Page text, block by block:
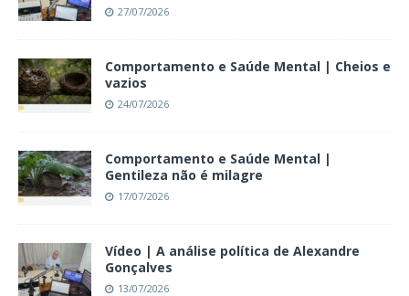
27/07/2026
Comportamento e Saúde Mental | Cheios e
vazios
24/07/2026
Comportamento e Saúde Mental |
Gentileza não é milagre
17/07/2026
Vídeo | A análise política de Alexandre
Gonçalves
13/07/2026